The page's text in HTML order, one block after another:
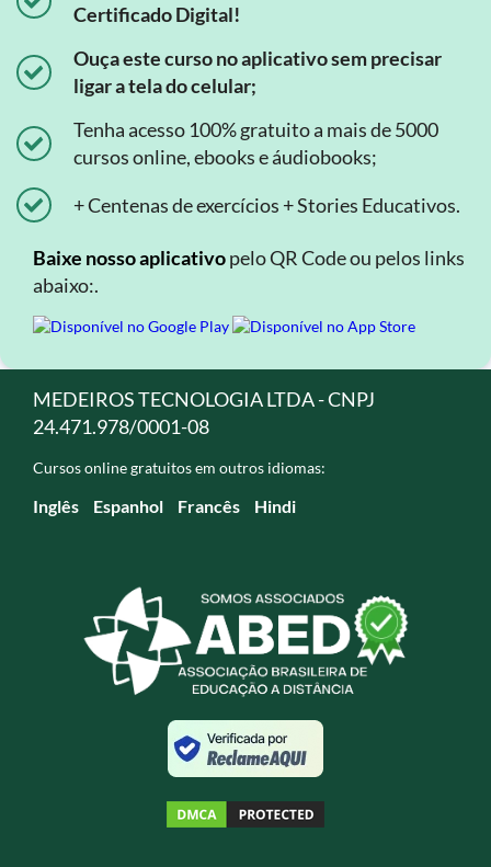
Certificado Digital!
Ouça este curso no aplicativo sem precisar
ligar a tela do celular;
Tenha acesso 100% gratuito a mais de 5000
cursos online, ebooks e áudiobooks;
+ Centenas de exercícios + Stories Educativos.
Baixe nosso aplicativopelo QR Code ou pelos links
abaixo:.
MEDEIROS TECNOLOGIA LTDA - CNPJ
24.471.978/0001-08
Cursos online gratuitos em outros idiomas:
Inglês Espanhol Francês Hindi